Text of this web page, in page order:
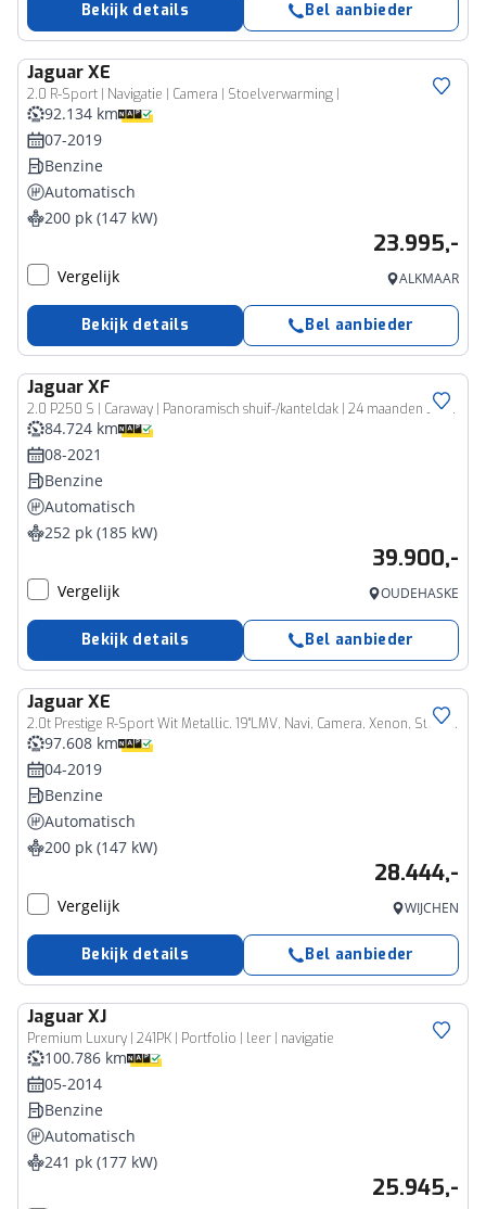
Bekijk details Bel aanbieder
JaguarXE
2.0 R-Sport | Navigatie | Camera | Stoelverwarming |
92.134 km
07-2019
Benzine
Automatisch
200 pk (147 kW)
23.995,-
Vergelijk ALKMAAR
Bekijk details Bel aanbieder
JaguarXF
2.0 P250 S | Caraway | Panoramisch shuif-/kanteldak | 24 maanden Jaguar Approved
84.724 km
08-2021
Benzine
Automatisch
252 pk (185 kW)
39.900,-
Vergelijk OUDEHASKE
Bekijk details Bel aanbieder
JaguarXE
2.0t Prestige R-Sport Wit Metallic. 19"LMV, Navi, Camera, Xenon, Stoelverw
97.608 km
04-2019
Benzine
Automatisch
200 pk (147 kW)
28.444,-
Vergelijk WIJCHEN
Bekijk details Bel aanbieder
JaguarXJ
Premium Luxury | 241PK | Portfolio | leer | navigatie
100.786 km
05-2014
Benzine
Automatisch
241 pk (177 kW)
25.945,-